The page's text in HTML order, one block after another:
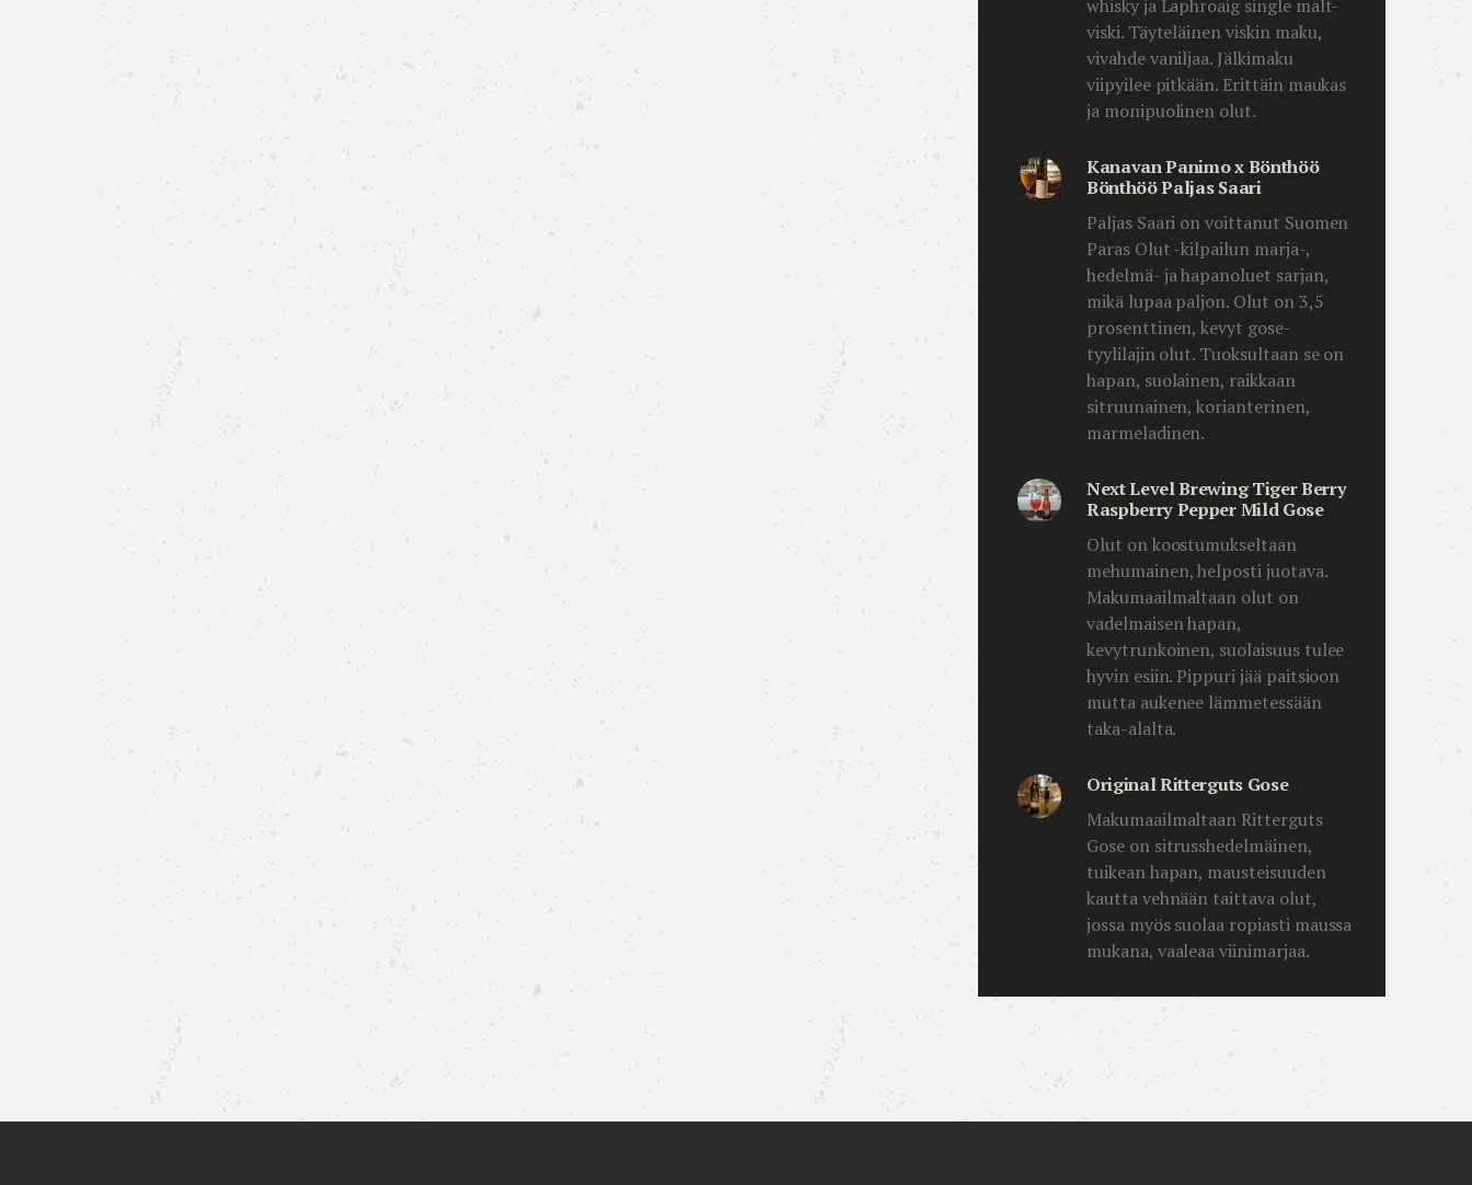
whisky ja Laphroaig single malt-
viski. Täyteläinen viskin maku,
vivahde vaniljaa. Jälkimaku
viipyilee pitkään. Erittäin maukas
ja monipuolinen olut.
Kanavan Panimo x Bönthöö
Bönthöö Paljas Saari
Paljas Saari on voittanut Suomen
Paras Olut -kilpailun marja-,
hedelmä- ja hapanoluet sarjan,
mikä lupaa paljon. Olut on 3,5
prosenttinen, kevyt gose-
tyylilajin olut. Tuoksultaan se on
hapan, suolainen, raikkaan
sitruunainen, korianterinen,
marmeladinen.
Next Level Brewing Tiger Berry
Raspberry Pepper Mild Gose
Olut on koostumukseltaan
mehumainen, helposti juotava.
Makumaailmaltaan olut on
vadelmaisen hapan,
kevytrunkoinen, suolaisuus tulee
hyvin esiin. Pippuri jää paitsioon
mutta aukenee lämmetessään
taka-alalta.
Original Ritterguts Gose
Makumaailmaltaan Ritterguts
Gose on sitrusshedelmäinen,
tuikean hapan, mausteisuuden
kautta vehnään taittava olut,
jossa myös suolaa ropiasti maussa
mukana, vaaleaa viinimarjaa.